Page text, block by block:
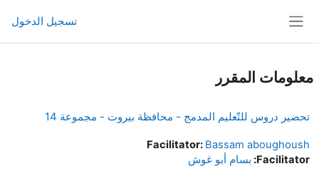
تسجيل الدخول
معلومات المقرر
تحضير دروس للتّعليم المدمج - محافظة بيروت - مجموعة 14
Facilitator: Bassam aboughoush
Facilitator: بسام أبو غوش